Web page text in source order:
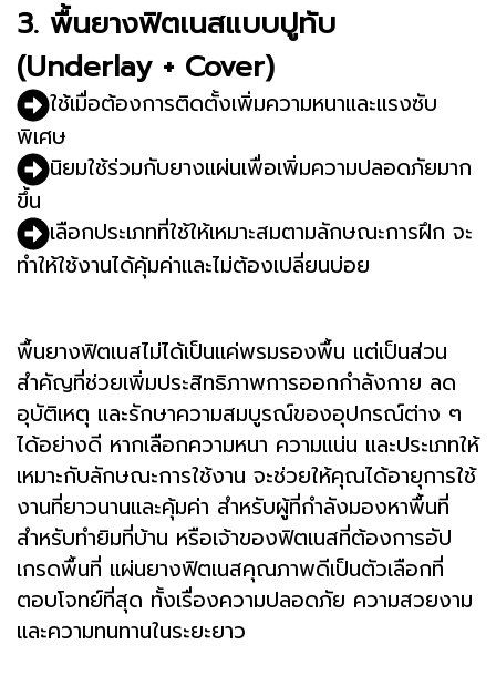
3. พื้นยางฟิตเนสแบบปูทับ
(Underlay + Cover)
ใช้เมื่อต้องการติดตั้งเพิ่มความหนาและแรงซับ
พิเศษ
นิยมใช้ร่วมกับยางแผ่นเพื่อเพิ่มความปลอดภัยมาก
ขึ้น
เลือกประเภทที่ใช้ให้เหมาะสมตามลักษณะการฝึก จะ
ทำให้ใช้งานได้คุ้มค่าและไม่ต้องเปลี่ยนบ่อย
พื้นยางฟิตเนสไม่ได้เป็นแค่พรมรองพื้น แต่เป็นส่วน
สำคัญที่ช่วยเพิ่มประสิทธิภาพการออกกำลังกาย ลด
อุบัติเหตุ และรักษาความสมบูรณ์ของอุปกรณ์ต่าง ๆ
ได้อย่างดี หากเลือกความหนา ความแน่น และประเภทให้
เหมาะกับลักษณะการใช้งาน จะช่วยให้คุณได้อายุการใช้
งานที่ยาวนานและคุ้มค่า สำหรับผู้ที่กำลังมองหาพื้นที่
สำหรับทำยิมที่บ้าน หรือเจ้าของฟิตเนสที่ต้องการอัป
เกรดพื้นที่ แผ่นยางฟิตเนสคุณภาพดีเป็นตัวเลือกที่
ตอบโจทย์ที่สุด ทั้งเรื่องความปลอดภัย ความสวยงาม
และความทนทานในระยะยาว